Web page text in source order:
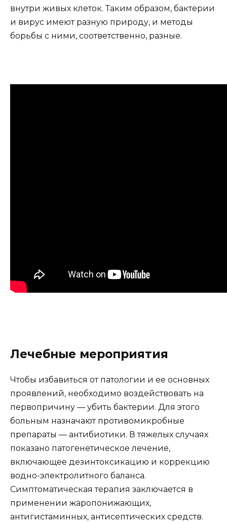
внутри живых клеток. Таким образом, бактерии
и вирус имеют разную природу, и методы
борьбы с ними, соответственно, разные.
Лечебные мероприятия
Чтобы избавиться от патологии и ее основных
проявлений, необходимо воздействовать на
первопричину — убить бактерии. Для этого
больным назначают противомикробные
препараты — антибиотики. В тяжелых случаях
показано патогенетическое лечение,
включающее дезинтоксикацию и коррекцию
водно-электролитного баланса.
Симптоматическая терапия заключается в
применении жаропонижающих,
антигистаминных, антисептических средств.